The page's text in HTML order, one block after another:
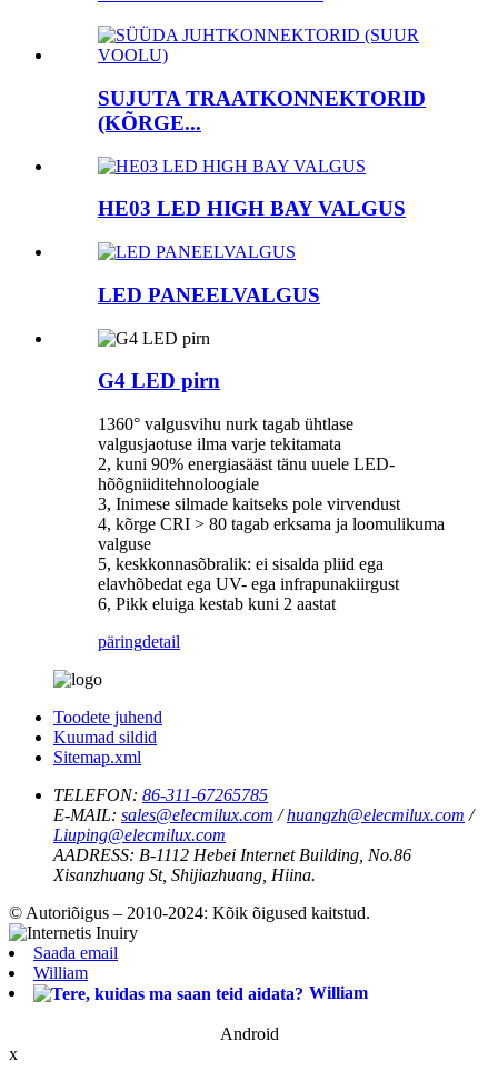
SUJUTA TRAATKONNEKTORID
(KÕRGE...
HE03 LED HIGH BAY VALGUS
LED PANEELVALGUS
G4 LED pirn
1360° valgusvihu nurk tagab ühtlase
valgusjaotuse ilma varje tekitamata
2, kuni 90% energiasääst tänu uuele LED-
hõõgniiditehnoloogiale
3, Inimese silmade kaitseks pole virvendust
4, kõrge CRI > 80 tagab erksama ja loomulikuma
valguse
5, keskkonnasõbralik: ei sisalda pliid ega
elavhõbedat ega UV- ega infrapunakiirgust
6, Pikk eluiga kestab kuni 2 aastat
päringdetail
Toodete juhend
Kuumad sildid
Sitemap.xml
TELEFON: 86-311-67265785
E-MAIL: sales@elecmilux.com /huangzh@elecmilux.com /
Liuping@elecmilux.com
AADRESS: B-1112 Hebei Internet Building, No.86
Xisanzhuang St, Shijiazhuang, Hiina.
© Autoriõigus – 2010-2024: Kõik õigused kaitstud.
Saada email
William
William
Android
x